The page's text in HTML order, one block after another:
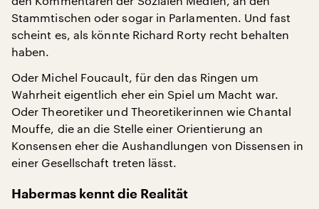
Stammtischen oder sogar in Parlamenten. Und fast
scheint es, als könnte Richard Rorty recht behalten
haben.
Oder Michel Foucault, für den das Ringen um
Wahrheit eigentlich eher ein Spiel um Macht war.
Oder Theoretiker und Theoretikerinnen wie Chantal
Mouffe, die an die Stelle einer Orientierung an
Konsensen eher die Aushandlungen von Dissensen in
einer Gesellschaft treten lässt.
Habermas kennt die Realität